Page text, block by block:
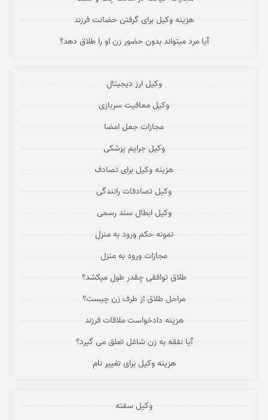
هزینه وکیل برای گرفتن حضانت فرزند
آیا مرد میتواند بدون حضور زن او را طلاق دهد؟
وکیل ارز دیجیتال
وکیل معافیت سربازی
مجازات جعل امضا
وکیل جرایم پزشکی
هزینه وکیل برای تصادف
وکیل تصادفات رانندگی
وکیل ابطال سند رسمی
نمونه حکم ورود به منزل
مجازات ورود به منزل
طلاق توافقی چقدر طول میکشد؟
مراحل طلاق از طرف زن چیست؟
هزینه دادخواست ملاقات فرزند
آیا نفقه به زن شاغل تعلق می گیرد؟
هزینه وکیل برای تغییر نام
وکیل سفته